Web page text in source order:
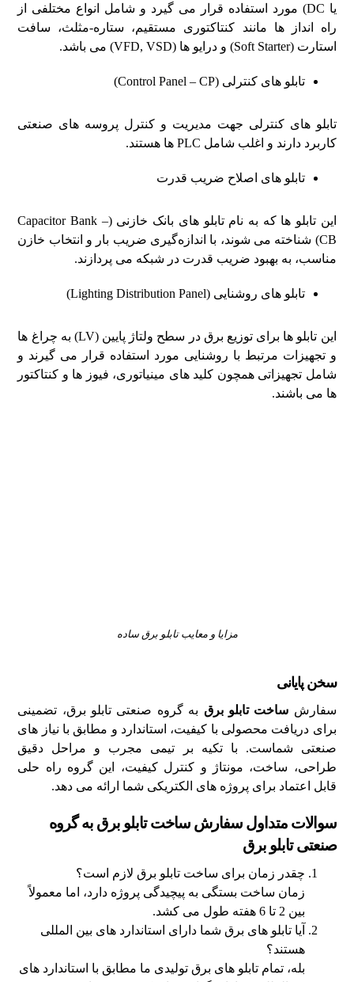
یا DC) مورد استفاده قرار می‌ گیرد و شامل انواع مختلفی از
راه‌ انداز ها مانند کنتاکتوری مستقیم، ستاره-مثلث، سافت
استارت (Soft Starter) و درایو ها (VFD, VSD) می ‌باشد.
تابلو های کنترلی (Control Panel – CP)
تابلو های کنترلی جهت مدیریت و کنترل پروسه‌ های صنعتی
کاربرد دارند و اغلب شامل PLC ها هستند.
تابلو های اصلاح ضریب قدرت
این تابلو ها که به نام تابلو های بانک خازنی (Capacitor Bank –
CB) شناخته می ‌شوند، با اندازه‌گیری ضریب بار و انتخاب خازن
مناسب، به بهبود ضریب قدرت در شبکه می ‌پردازند.
تابلو های روشنایی (Lighting Distribution Panel)
این تابلو ها برای توزیع برق در سطح ولتاژ پایین (LV) به چراغ ‌ها
و تجهیزات مرتبط با روشنایی مورد استفاده قرار می ‌گیرند و
شامل تجهیزاتی همچون کلید های مینیاتوری، فیوز ها و کنتاکتور
ها می ‌باشند.
مزایا و معایب تابلو برق ساده
سخن پایانی
سفارش ساخت تابلو برق به گروه صنعتی تابلو برق، تضمینی
برای دریافت محصولی با کیفیت، استاندارد و مطابق با نیاز های
صنعتی شماست. با تکیه بر تیمی مجرب و مراحل دقیق
طراحی، ساخت، مونتاژ و کنترل کیفیت، این گروه راه‌ حلی
قابل اعتماد برای پروژه‌ های الکتریکی شما ارائه می ‌دهد.
سوالات متداول سفارش ساخت تابلو برق به گروه
صنعتی تابلو برق
چقدر زمان برای ساخت تابلو برق لازم است؟
زمان ساخت بستگی به پیچیدگی پروژه دارد، اما معمولاً
بین 2 تا 6 هفته طول می‌ کشد.
آیا تابلو های برق شما دارای استاندارد های بین‌ المللی
هستند؟
بله، تمام تابلو های برق تولیدی ما مطابق با استاندارد های